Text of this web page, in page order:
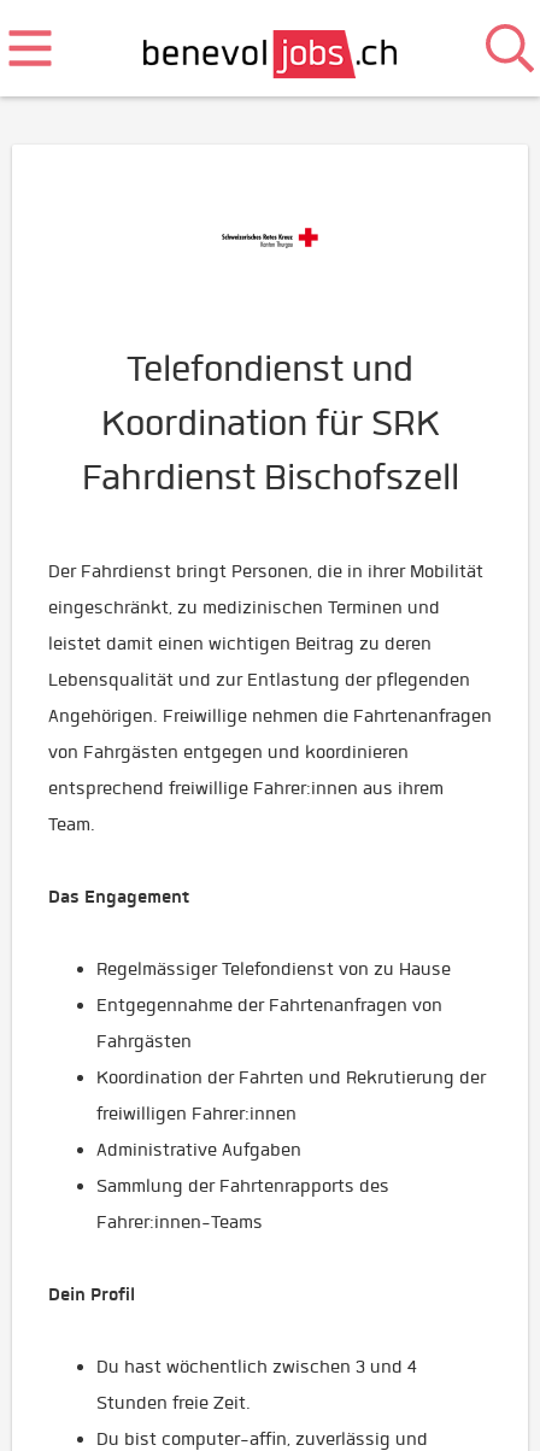
Telefondienst und
Koordination für SRK
Fahrdienst Bischofszell
Der Fahrdienst bringt Personen, die in ihrer Mobilität
eingeschränkt, zu medizinischen Terminen und
leistet damit einen wichtigen Beitrag zu deren
Lebensqualität und zur Entlastung der pflegenden
Angehörigen. Freiwillige nehmen die Fahrtenanfragen
von Fahrgästen entgegen und koordinieren
entsprechend freiwillige Fahrer:innen aus ihrem
Team.
Das Engagement
Regelmässiger Telefondienst von zu Hause
Entgegennahme der Fahrtenanfragen von
Fahrgästen
Koordination der Fahrten und Rekrutierung der
freiwilligen Fahrer:innen
Administrative Aufgaben
Sammlung der Fahrtenrapports des
Fahrer:innen-Teams
Dein Profil
Du hast wöchentlich zwischen 3 und 4
Stunden freie Zeit.
Du bist computer-affin, zuverlässig und